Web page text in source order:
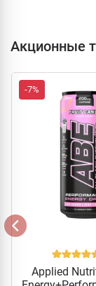
Акционные
-7%
Applied